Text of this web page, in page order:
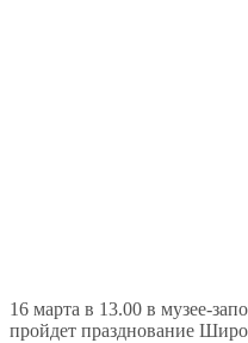
16 марта в 13.00 в музее-
пройдет празднование